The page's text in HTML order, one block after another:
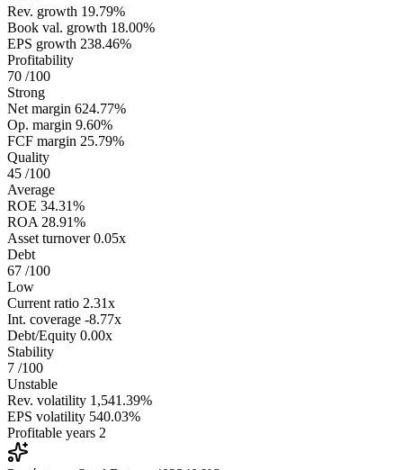
Rev. growth 19.79%
Book val. growth 18.00%
EPS growth 238.46%
Profitability
70 /100
Strong
Net margin 624.77%
Op. margin 9.60%
FCF margin 25.79%
Quality
45 /100
Average
ROE 34.31%
ROA 28.91%
Asset turnover 0.05x
Debt
67 /100
Low
Current ratio 2.31x
Int. coverage -8.77x
Debt/Equity 0.00x
Stability
7 /100
Unstable
Rev. volatility 1,541.39%
EPS volatility 540.03%
Profitable years 2